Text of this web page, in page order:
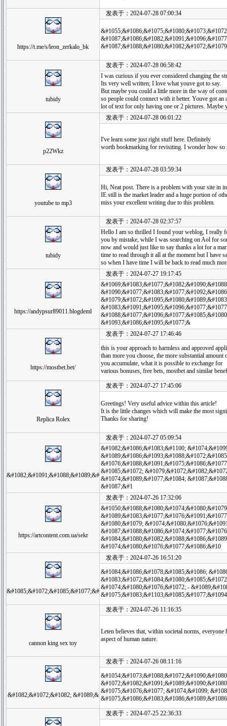
https://t.me/s/leon_zerkalo_bk
发表于：2024-07-28 07:00:34
tubidy
发表于：2024-07-28 06:58:42
I was curious if you ever considered changing the
Its very well written; I love what youve got to say.
But maybe you could a little more in the way of
so people could connect with it better. Youve got an
lot of text for only having one or 2 pictures. Maybe
p22Wkz
发表于：2024-07-28 06:01:22
I've learn some just right stuff here. Definitely
worth bookmarking for revisiting. I wonder how so
youtube to mp3
发表于：2024-07-28 03:59:34
Hi, Neat post. There is a problem with your site in
IE still is the market leader and a huge portion of
miss your excellent writing due to this problem.
tubidy
发表于：2024-07-28 02:37:57
Hello I am so thrilled I found your weblog, I really
you by mistake, while I was searching on Aol for
now and would just like to say thanks a lot for a
time to read through it all at the moment but I have
so when I have time I will be back to read much
https://andypsur89011.blogdeml
发表于：2024-07-27 19:17:45
&#1093;&#1086;&#1095;&#1077;&
https://mostbet.bet/
发表于：2024-07-27 17:46:46
this is your approach to harmless and approved
than more you choose, the more substantial amount
you accumulate, what it is possible to exchange for
various bonuses, free bets, mostbet and similar
Replica Rolex
发表于：2024-07-27 17:45:06
Greetings! Very useful advice within this article!
It is the little changes which will make the most
Thanks for sharing!
&#1082;&#1091;&#1088;&#1089;&#
发表于：2024-07-27 05:09:54
&#1082;&#1086;&#1083;&#1100;
&#1085;&#1072;
&#1074;&#1089;&#1077;&#1084;
&#1087;&#1
https://artcontent.com.ua/sekr
发表于：2024-07-26 17:32:06
&#1080;&#1079;
&#1074;&#1080;&#1076;&#1077;&#1086;&#10
&#1085;&#1072;&#1085;&#1077;&#
发表于：2024-07-26 16:51:20
&#1084;&#1086;&#1078;&#1085;&#1086;
&#1074;&#1080;&#1076;&#1072; -
cannon king sex toy
发表于：2024-07-26 11:16:35
Leten believes that, within societal norms, everyone
aspect of human nature.
&#1082;&#1072;&#1082; &#1089;&
发表于：2024-07-26 08:11:16
&#1075;&#1076;&#1077; &#1074;&#1099;
发表于：2024-07-25 22:36:33